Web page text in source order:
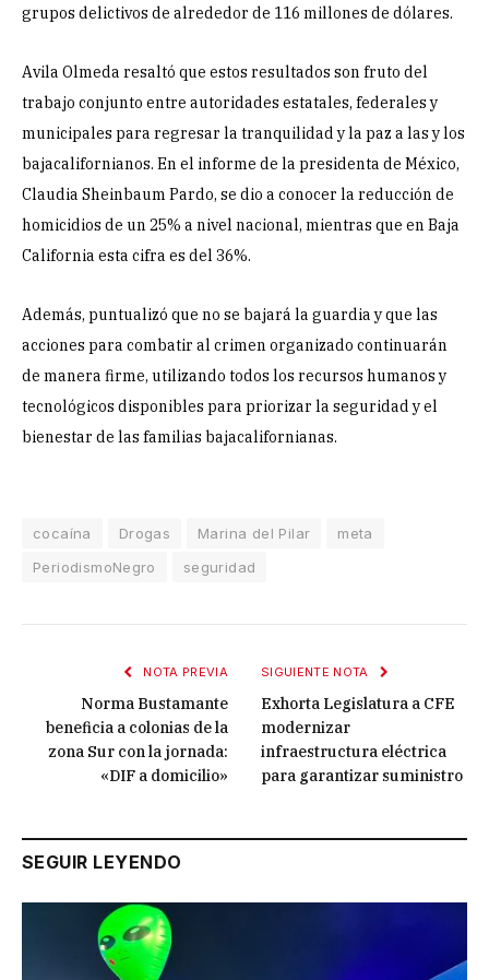
grupos delictivos de alrededor de 116 millones de dólares.
Avila Olmeda resaltó que estos resultados son fruto del
trabajo conjunto entre autoridades estatales, federales y
municipales para regresar la tranquilidad y la paz a las y los
bajacalifornianos. En el informe de la presidenta de México,
Claudia Sheinbaum Pardo, se dio a conocer la reducción de
homicidios de un 25% a nivel nacional, mientras que en Baja
California esta cifra es del 36%.
Además, puntualizó que no se bajará la guardia y que las
acciones para combatir al crimen organizado continuarán
de manera firme, utilizando todos los recursos humanos y
tecnológicos disponibles para priorizar la seguridad y el
bienestar de las familias bajacalifornianas.
cocaína Drogas Marina del Pilar
meta
PeriodismoNegro
seguridad
NOTA PREVIA
Norma Bustamante
beneficia a colonias de la
zona Sur con la jornada:
«DIF a domicilio»
SIGUIENTE NOTA
Exhorta Legislatura a CFE
modernizar
infraestructura eléctrica
para garantizar suministro
SEGUIR LEYENDO